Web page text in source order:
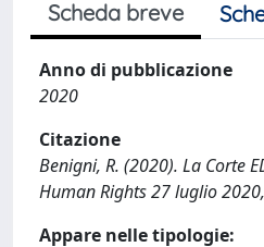
Scheda breve
Anno di pubblicazione
2020
Citazione
Benigni, R. (2020). La Corte
Human Rights 27 luglio
Appare nelle tipologie: